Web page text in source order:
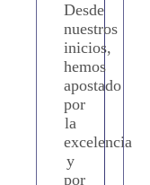
Desde
nuestros
inicios,
hemos
apostado
por
la
excelencia
y
por